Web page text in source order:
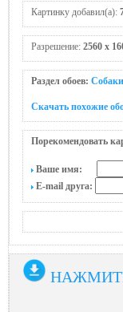
Картинку добавил(а):
Разрешение: 2560 x
Раздел обоев:
Скачать похожие
Порекомендовать
Ваше имя:
E-mail друга: